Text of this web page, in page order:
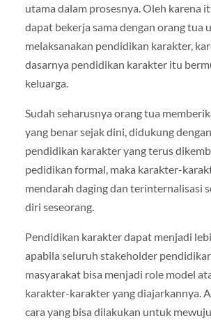
utama dalam prosesnya. Oleh karena
dapat bekerja sama dengan orang tua
melaksanakan pendidikan karakter,
dasarnya pendidikan karakter itu
keluarga.
Sudah seharusnya orang tua
yang benar sejak dini, didukung
pendidikan karakter yang terus
pedidikan formal, maka karakter-
mendarah daging dan terinternalisasi
diri seseorang.
Pendidikan karakter dapat menjadi
apabila seluruh stakeholder
masyarakat bisa menjadi role model
karakter-karakter yang diajarkannya.
cara yang bisa dilakukan untuk